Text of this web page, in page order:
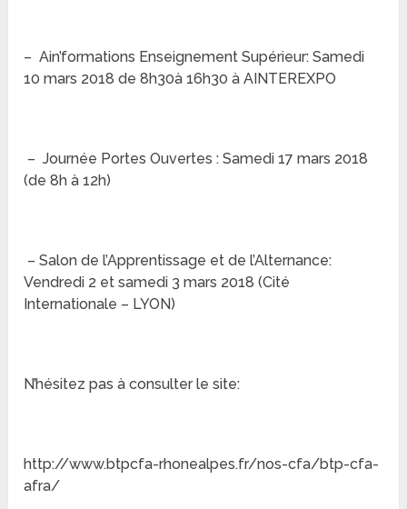
– Ain’formations Enseignement Supérieur: Samedi
10 mars 2018 de 8h30à 16h30 à AINTEREXPO
– Journée Portes Ouvertes : Samedi 17 mars 2018
(de 8h à 12h)
– Salon de l’Apprentissage et de l’Alternance:
Vendredi 2 et samedi 3 mars 2018 (Cité
Internationale – LYON)
N’hésitez pas à consulter le site:
http://www.btpcfa-rhonealpes.fr/nos-cfa/btp-cfa-
afra/